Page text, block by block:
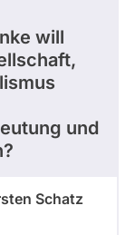
will
und
Schatz